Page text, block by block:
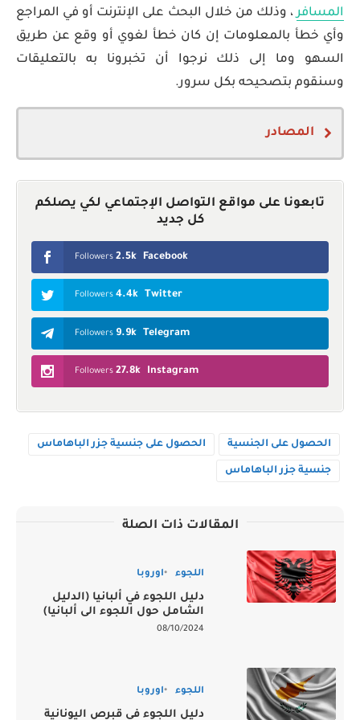
المسافر، وذلك من خلال البحث على الإنترنت أو في المراجع
وأي خطأ بالمعلومات إن كان خطأ لغوي أو وقع عن طريق
السهو وما إلى ذلك نرجوا أن تخبرونا به بالتعليقات
وسنقوم بتصحيحه بكل سرور.
المصادر
Immigrant Investor Program
تابعونا على مواقع التواصل الإجتماعي لكي يصلكم
كل جديد
Facebook
2.5k
Followers
Twitter
4.4k
Followers
Telegram
9.9k
Followers
Instagram
27.8k
Followers
الحصول على الجنسية الحصول على جنسية جزر الباهاماس
جنسية جزر الباهاماس
المقالات ذات الصلة
اللجوء اوروبا
دليل اللجوء في ألبانيا (الدليل
الشامل حول اللجوء الى ألبانيا)
08/10/2024
اللجوء اوروبا
دليل اللجوء في قبرص اليونانية